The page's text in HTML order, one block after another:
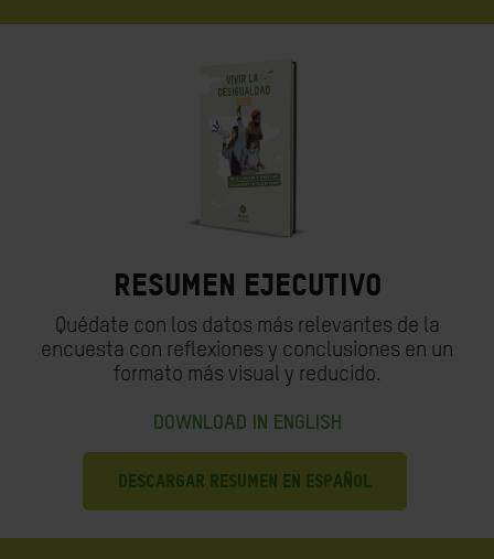
Resumen ejecutivo
Quédate con los datos más relevantes de la
encuesta con reflexiones y conclusiones en un
formato más visual y reducido.
DOWNLOAD IN ENGLISH
DESCARGAR RESUMEN EN ESPAÑOL